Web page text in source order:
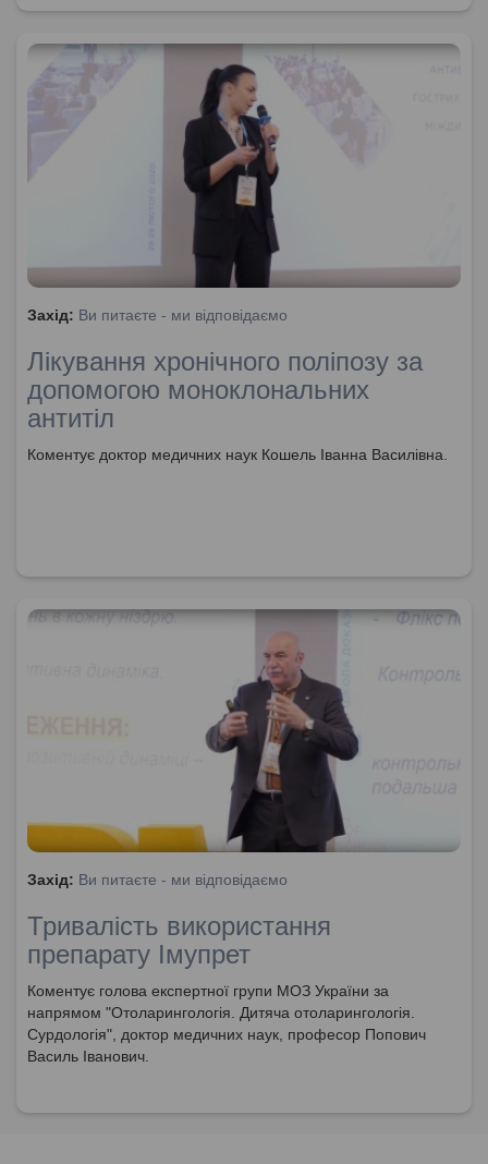
Захід: Ви питаєте - ми відповідаємо
Лікування хронічного поліпозу за
допомогою моноклональних
антитіл
Коментує доктор медичних наук Кошель Іванна Василівна.
Захід: Ви питаєте - ми відповідаємо
Тривалість використання
препарату Імупрет
Коментує голова експертної групи МОЗ України за
напрямом "Отоларингологія. Дитяча отоларингологія.
Сурдологія", доктор медичних наук, професор Попович
Василь Іванович.